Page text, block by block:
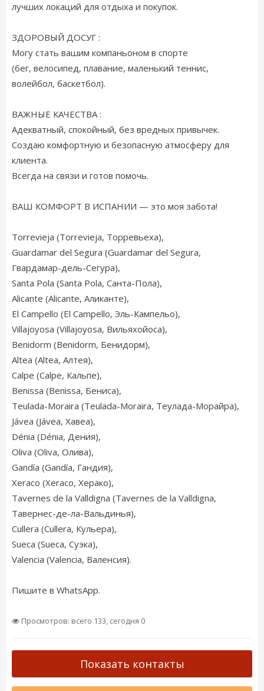
лучших локаций для отдыха и покупок. ​
ЗДОРОВЫЙ ДОСУГ :
Могу стать вашим компаньоном в спорте
(бег, велосипед, плавание, маленький теннис,
волейбол, баскетбол).
​ВАЖНЫЕ КАЧЕСТВА :
Адекватный, спокойный, без вредных привычек.
Создаю комфортную и безопасную атмосферу для
клиента.
Всегда на связи и готов помочь.
ВАШ КОМФОРТ В ИСПАНИИ — это моя забота!
Torrevieja (Torrevieja, Торревьеха),
Guardamar del Segura (Guardamar del Segura,
Гвардамар-дель-Сегура),
Santa Pola (Santa Pola, Санта-Пола),
Alicante (Alicante, Аликанте),
El Campello (El Campello, Эль-Кампельо),
Villajoyosa (Villajoyosa, Вильяхойоса),
Benidorm (Benidorm, Бенидорм),
Altea (Altea, Алтея),
Calpe (Calpe, Кальпе),
Benissa (Benissa, Бениса),
Teulada-Moraira (Teulada-Moraira, Теулада-Морайра),
Jávea (Jávea, Хавеа),
Dénia (Dénia, Дения),
Oliva (Oliva, Олива),
Gandía (Gandía, Гандия),
Xeraco (Xeraco, Херако),
Tavernes de la Valldigna (Tavernes de la Valldigna,
Тавернес-де-ла-Вальдинья),
Cullera (Cullera, Кульера),
Sueca (Sueca, Суэка),
Valencia (Valencia, Валенсия).
Пишите в WhatsApp.
Просмотров: всего 133, сегодня 0
Показать контакты